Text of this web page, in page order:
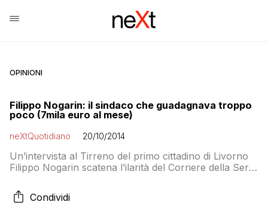
OPINIONI
Filippo Nogarin: il sindaco che guadagnava troppo
poco (7mila euro al mese)
neXtQuotidiano 20/10/2014
Un’intervista al Tirreno del primo cittadino di Livorno
Filippo Nogarin scatena l’ilarità del Corriere della Sera.
troppo poco: «Anch’io per fare il sindaco ho fatto i
miei sacrifici. Da ingegnere guadagnavo quanto
Condividi